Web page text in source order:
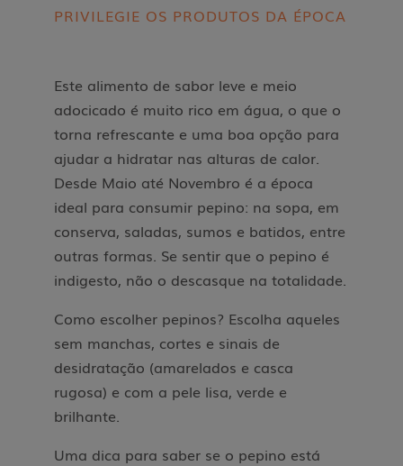
PRIVILEGIE OS PRODUTOS DA ÉPOCA
Este alimento de sabor leve e meio
adocicado é muito rico em água, o que o
torna refrescante e uma boa opção para
ajudar a hidratar nas alturas de calor.
Desde Maio até Novembro é a época
ideal para consumir pepino: na sopa, em
conserva, saladas, sumos e batidos, entre
outras formas. Se sentir que o pepino é
indigesto, não o descasque na totalidade.
Como escolher pepinos? Escolha aqueles
sem manchas, cortes e sinais de
desidratação (amarelados e casca
rugosa) e com a pele lisa, verde e
brilhante.
Uma dica para saber se o pepino está